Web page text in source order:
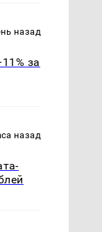
назад
за
назад